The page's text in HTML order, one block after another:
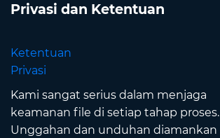
Privasi dan Ketentuan
Ketentuan
Privasi
Kami sangat serius dalam menjaga
keamanan file di setiap tahap proses.
Unggahan dan unduhan diamankan